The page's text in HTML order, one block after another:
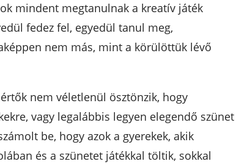
mindent megtanulnak a kreatív játék
fedez fel, egyedül tanul meg,
nem más, mint a körülöttük lévő
nem véletlenül ösztönzik, hogy
vagy legalábbis legyen elegendő szünet
be, hogy azok a gyerekek, akik
és a szünetet játékkal töltik, sokkal